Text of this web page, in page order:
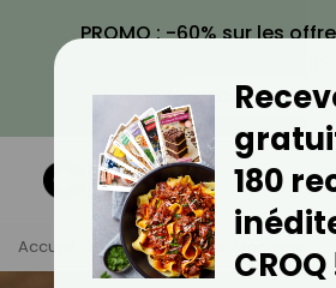
PROMO : -60% sur les
VOIR LA
Accueil Tag Croque-Monsieur
180
CROQ